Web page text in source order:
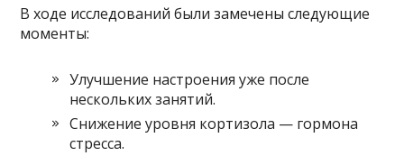
В ходе исследований были замечены следующие
моменты:
Улучшение настроения уже после
нескольких занятий.
Снижение уровня кортизола — гормона
стресса.